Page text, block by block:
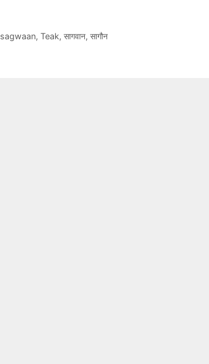
sagwaan, Teak, सागवान, सागौन